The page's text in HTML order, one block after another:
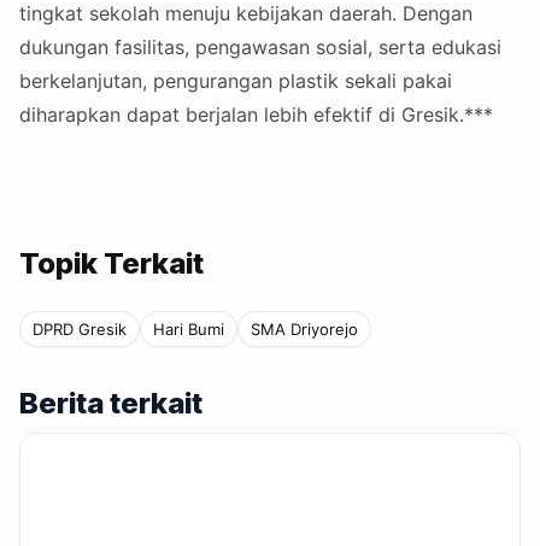
tingkat sekolah menuju kebijakan daerah. Dengan
dukungan fasilitas, pengawasan sosial, serta edukasi
berkelanjutan, pengurangan plastik sekali pakai
diharapkan dapat berjalan lebih efektif di Gresik.***
Topik Terkait
DPRD Gresik Hari Bumi SMA Driyorejo
Berita terkait